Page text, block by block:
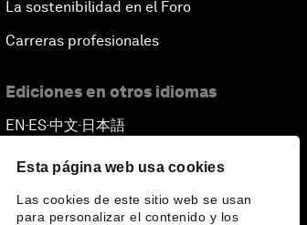
Esta página web usa cookies
Las cookies de este sitio web se usan
para personalizar el contenido y los
La sostenibilidad en el Foro
Carreras profesionales
Ediciones en otros idiomas
EN ▪ES▪中文▪ 日本語